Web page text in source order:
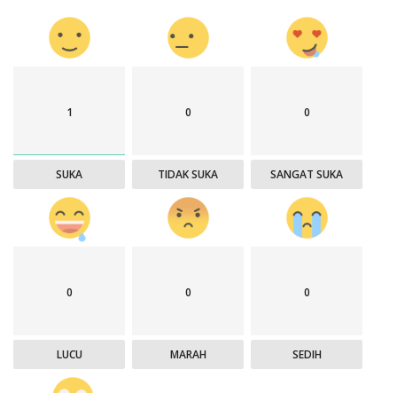
1
SUKA
0
TIDAK SUKA
0
SANGAT SUKA
0
LUCU
0
MARAH
0
SEDIH